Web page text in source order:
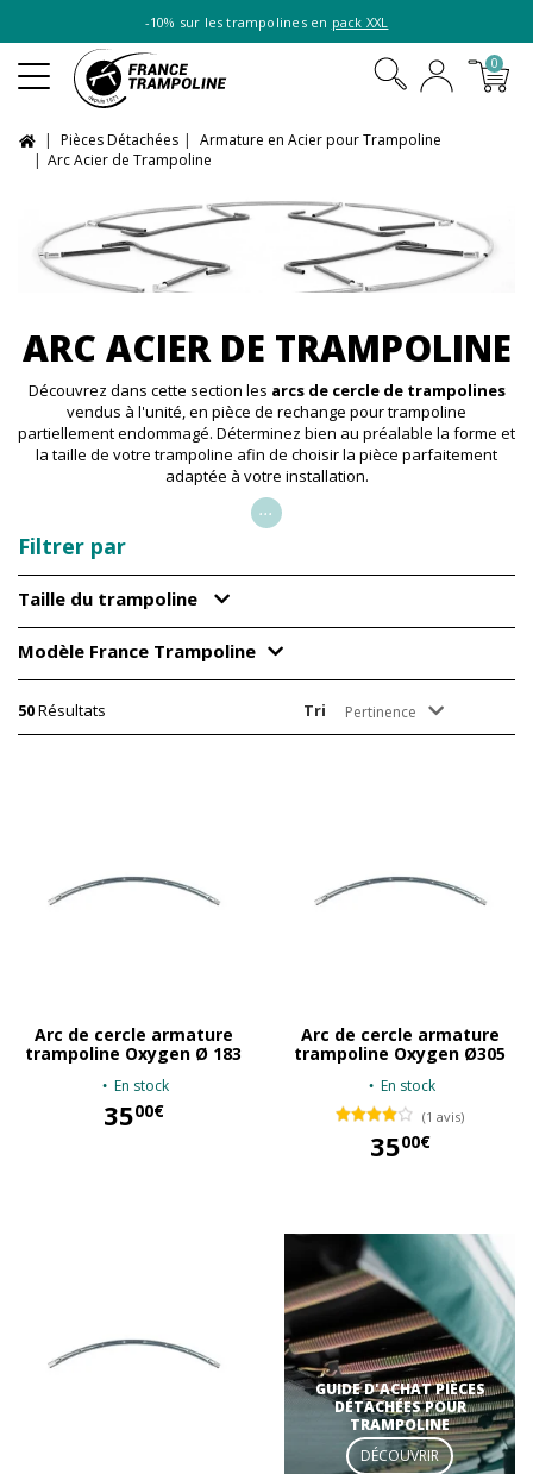
-10% sur les trampolines en pack XXL
0
Pièces Détachées
Armature en Acier pour Trampoline
Arc Acier de Trampoline
ARC ACIER DE TRAMPOLINE
Découvrez dans cette section les arcs de cercle de trampolines
vendus à l'unité, en pièce de rechange pour trampoline
partiellement endommagé. Déterminez bien au préalable la forme et
la taille de votre trampoline afin de choisir la pièce parfaitement
adaptée à votre installation.
...
Filtrer par
Taille du trampoline
Modèle France Trampoline
50Résultats Tri Pertinence
Arc de cercle armature
trampoline Oxygen Ø 183
En stock
3500€
Arc de cercle armature
trampoline Oxygen Ø305
En stock
(1 avis)
3500€
GUIDE D'ACHAT PIÈCES
DÉTACHÉES POUR
TRAMPOLINE
DÉCOUVRIR